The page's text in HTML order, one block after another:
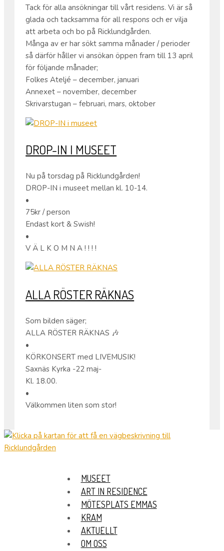
Tack för alla ansökningar till vårt residens. Vi är så
glada och tacksamma för all respons och er vilja
att arbeta och bo på Ricklundgården.
Många av er har sökt samma månader / perioder
så därför håller vi ansökan öppen fram till 13 april
för följande månader;
Folkes Ateljé – december, januari
Annexet – november, december
Skrivarstugan – februari, mars, oktober
DROP-IN I MUSEET
Nu på torsdag på Ricklundgården!
DROP-IN i museet mellan kl. 10-14.
•
75kr / person
Endast kort & Swish!
•
V Ä L K O M N A ! ! ! !
ALLA RÖSTER RÄKNAS
Som bilden säger;
ALLA RÖSTER RÄKNAS 🎶
•
KÖRKONSERT med LIVEMUSIK!
Saxnäs Kyrka -22 maj-
Kl. 18.00.
•
Välkommen liten som stor!
MUSEET
ART IN RESIDENCE
MÖTESPLATS EMMAS
KRAM
AKTUELLT
OM OSS